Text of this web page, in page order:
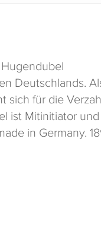
Deutschlands.
sich für die
ist Mitinitiator und
in Germany.